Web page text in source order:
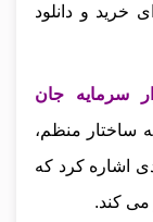
خرید و دانلود
سرمایه جان
ساختار منظم،
اشاره کرد که
می‌ کند.